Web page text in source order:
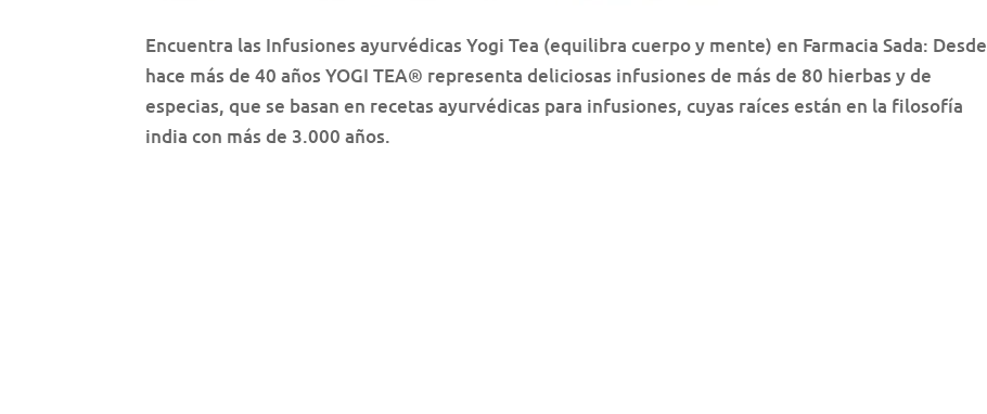
Encuentra las Infusiones ayurvédicas Yogi Tea (equilibra cuerpo y mente) en Farmacia Sada: Desde
hace más de 40 años YOGI TEA® representa deliciosas infusiones de más de 80 hierbas y de
especias, que se basan en recetas ayurvédicas para infusiones, cuyas raíces están en la filosofía
india con más de 3.000 años.